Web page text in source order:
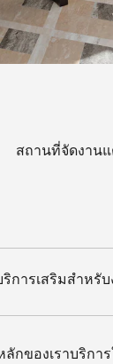
สถานที่จัดงาน
ริการเสริมสำหรั
ลักของเราบริกา